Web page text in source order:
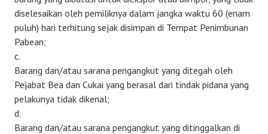
diselesaikan oleh pemiliknya dalam jangka waktu 60 (enam
puluh) hari terhitung sejak disimpan di Tempat Penimbunan
Pabean;
c.
Barang dan/atau sarana pengangkut yang ditegah oleh
Pejabat Bea dan Cukai yang berasal dari tindak pidana yang
pelakunya tidak dikenal;
d.
Barang dan/atau sarana pengangkut yang ditinggalkan di